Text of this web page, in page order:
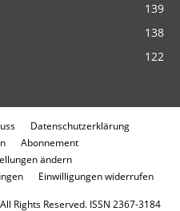
139
138
122
Datenschutzerklärung
Abonnement
ändern
Einwilligungen widerrufen
Rights Reserved. ISSN 2367-3184